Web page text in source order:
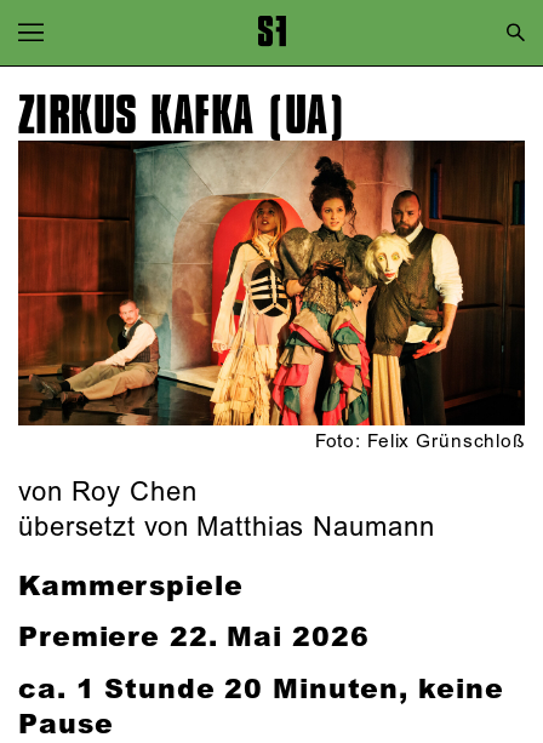
Zur Hauptnavigation springen
Zum Hauptinhalt springen
Zum Footer springen
ZIRKUS KAFKA (UA)
Foto: Felix Grünschloß
von Roy Chen
übersetzt von Matthias Naumann
Kammerspiele
Premiere 22. Mai 2026
ca. 1 Stunde 20 Minuten, keine
Pause